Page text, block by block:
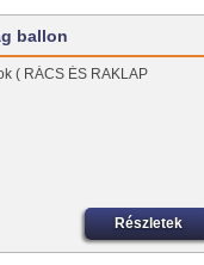
ballon
( RÁCS ÉS RAKLAP
Részletek